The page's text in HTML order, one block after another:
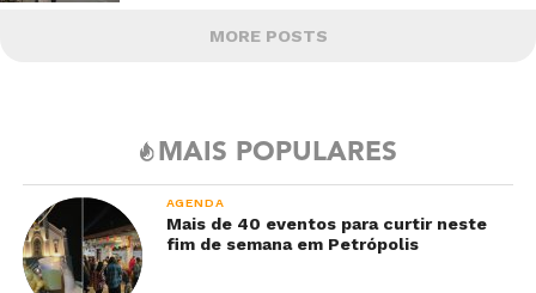
MORE POSTS
MAIS POPULARES
AGENDA
Mais de 40 eventos para curtir neste
fim de semana em Petrópolis